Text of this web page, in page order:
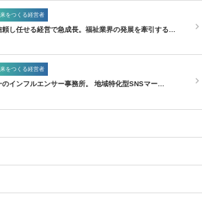
をつくる経営者
頼し任せる経営で急成長。福祉業界の発展を牽引する…
をつくる経営者
のインフルエンサー事務所。 地域特化型SNSマー…